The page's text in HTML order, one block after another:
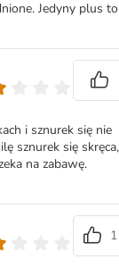
Jedyny plus to
i sznurek się nie
sznurek się skręca,
na zabawę.
1